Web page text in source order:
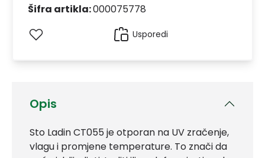
Opis
Sto Ladin CT055 je otporan na UV zračenje,
vlagu i promjene temperature. To znači da
Šifra artikla:000075778
Usporedi